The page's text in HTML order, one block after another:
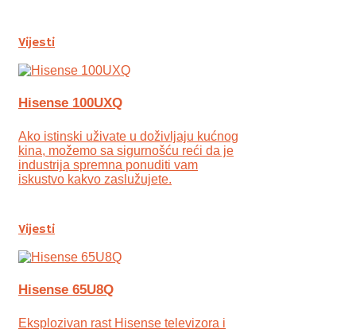
Vijesti
Hisense 100UXQ
Ako istinski uživate u doživljaju kućnog
kina, možemo sa sigurnošću reći da je
industrija spremna ponuditi vam
iskustvo kakvo zaslužujete.
Vijesti
Hisense 65U8Q
Eksplozivan rast Hisense televizora i